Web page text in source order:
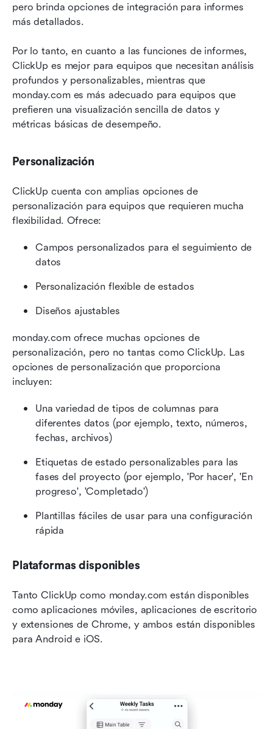
pero brinda opciones de integración para informes
más detallados.
Por lo tanto, en cuanto a las funciones de informes,
ClickUp es mejor para equipos que necesitan análisis
profundos y personalizables, mientras que
monday.com es más adecuado para equipos que
prefieren una visualización sencilla de datos y
métricas básicas de desempeño.
Personalización
ClickUp cuenta con amplias opciones de
personalización para equipos que requieren mucha
flexibilidad. Ofrece:
Campos personalizados para el seguimiento de
datos
Personalización flexible de estados
Diseños ajustables
monday.com ofrece muchas opciones de
personalización, pero no tantas como ClickUp. Las
opciones de personalización que proporciona
incluyen:
Una variedad de tipos de columnas para
diferentes datos (por ejemplo, texto, números,
fechas, archivos)
Etiquetas de estado personalizables para las
fases del proyecto (por ejemplo, 'Por hacer', 'En
progreso', 'Completado')
Plantillas fáciles de usar para una configuración
rápida
Plataformas disponibles
Tanto ClickUp como monday.com están disponibles
como aplicaciones móviles, aplicaciones de escritorio
y extensiones de Chrome, y ambos están disponibles
para Android e iOS.